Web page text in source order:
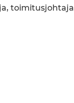
toimitusjohtaja